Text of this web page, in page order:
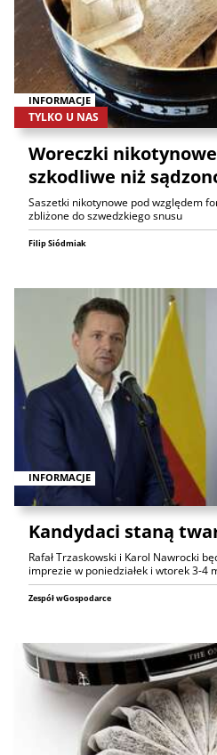
INFORMACJE
TYLKO U NAS
Woreczki
szkodliwe niż
Saszetki nikotynowe pod względem
zbliżone do szwedzkiego snusu
Filip Siódmiak
INFORMACJE
Kandydaci staną
Rafał Trzaskowski i Karol Nawrocki
imprezie w poniedziałek i wtorek 3-4
Zespół wGospodarce